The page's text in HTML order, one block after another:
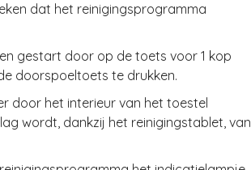
dat het reinigingsprogramma
gestart door op de toets voor 1 kop
doorspoeltoets te drukken.
door het interieur van het toestel
wordt, dankzij het reinigingstablet, van